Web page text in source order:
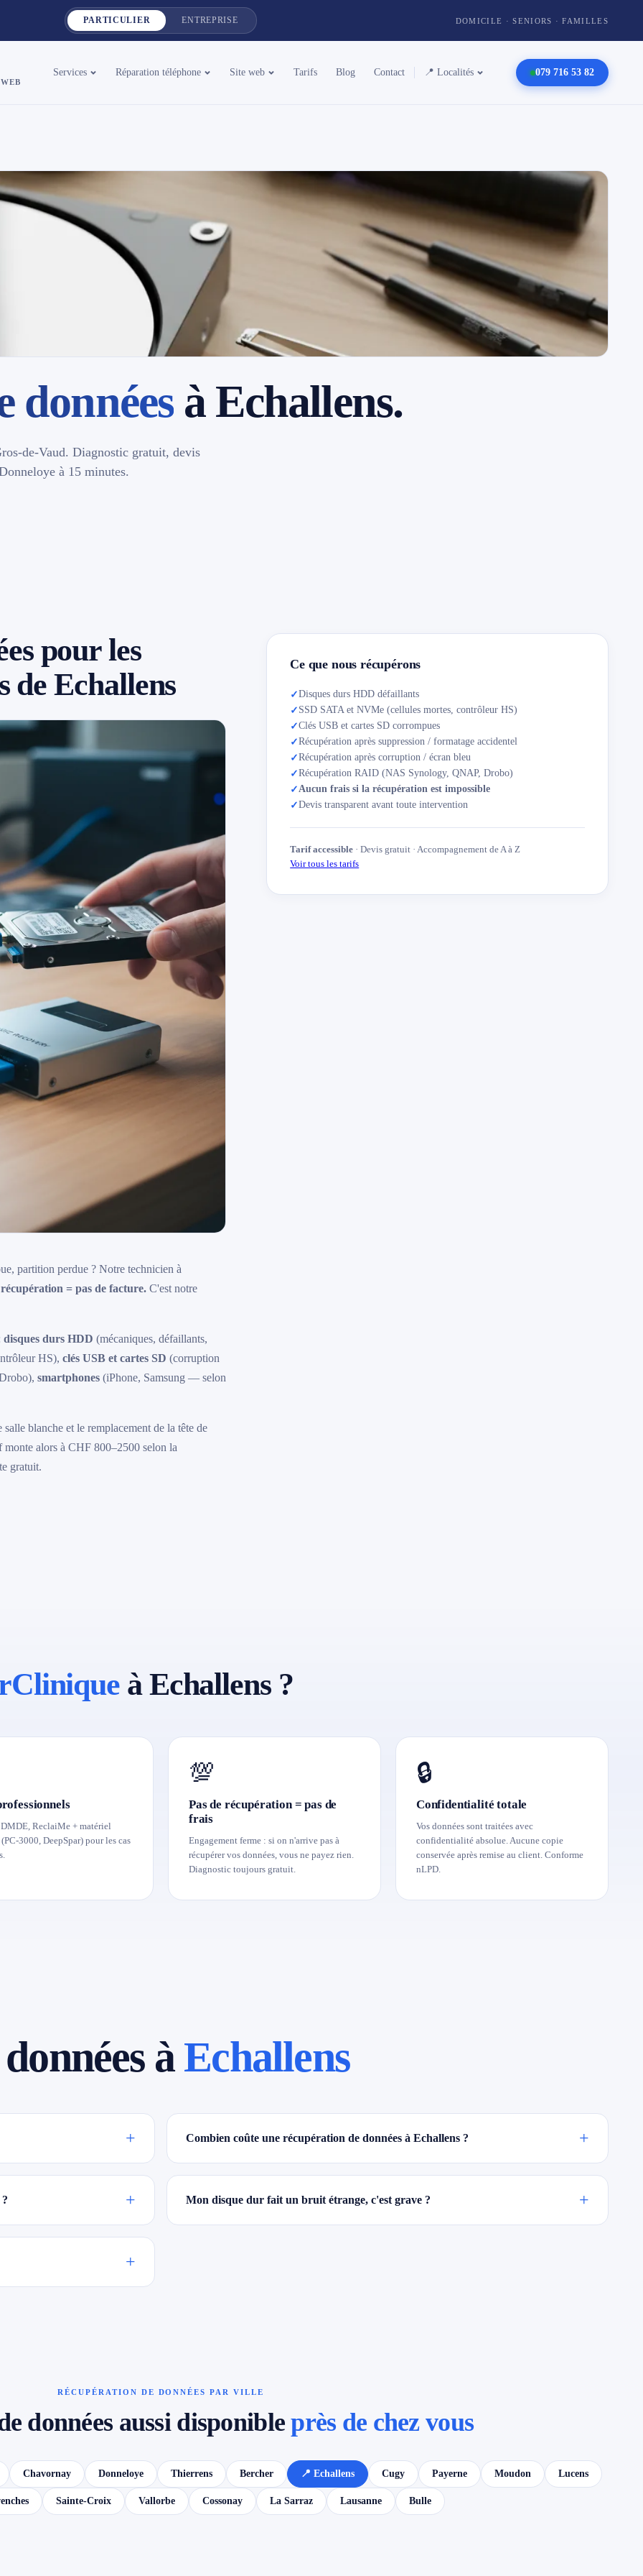
PARTICULIER ENTREPRISE DOMICILE · SENIORS · FAMILLES
Services Réparation téléphone Site web Tarifs Blog Contact 📍 Localités 079 716 53 82
donnéesà Echallens.
de-Vaud. Diagnostic gratuit, devis
à 15 minutes.
pour les
de Echallens
partition perdue ? Notre technicien à
récupération = pas de facture. C'est notre
disques durs HDD (mécaniques, défaillants,
HS), clés USB et cartes SD (corruption
smartphones (iPhone, Samsung — selon
salle blanche et le remplacement de la tête de
monte alors à CHF 800–2500 selon la
gratuit.
Ce que nous récupérons
✓Disques durs HDD défaillants
✓ SSD SATA et NVMe (cellules mortes, contrôleur HS)
✓Clés USB et cartes SD corrompues
✓Récupération après suppression / formatage accidentel
✓Récupération après corruption / écran bleu
✓Récupération RAID (NAS Synology, QNAP, Drobo)
✓Aucun frais si la récupération est impossible
✓Devis transparent avant toute intervention
Tarif accessible · Devis gratuit · Accompagnement de A à Z
Voir tous les tarifs
à Echallens ?
ReclaiMe + matériel
3000, DeepSpar) pour les cas
💯
Pas de récupération = pas de
frais
Engagement ferme : si on n'arrive pas à
récupérer vos données, vous ne payez rien.
Diagnostic toujours gratuit.
🔒
Confidentialité totale
Vos données sont traitées avec
confidentialité absolue. Aucune copie
conservée après remise au client. Conforme
nLPD.
àEchallens
+ Combien coûte une récupération de données à Echallens ? +
+ Mon disque dur fait un bruit étrange, c'est grave ? +
+
RÉCUPÉRATION DE DONNÉES PAR VILLE
données aussi disponibleprès de chez vous
Chavornay Donneloye Thierrens Bercher 📍 Echallens Cugy Payerne Moudon Lucens
Sainte-Croix Vallorbe Cossonay La Sarraz Lausanne Bulle